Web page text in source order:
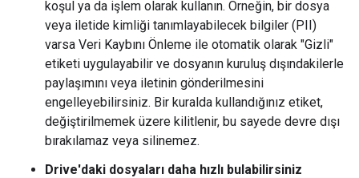
koşul ya da işlem olarak kullanın. Örneğin, bir dosya
veya iletide kimliği tanımlayabilecek bilgiler (PII)
varsa Veri Kaybını Önleme ile otomatik olarak "Gizli"
etiketi uygulayabilir ve dosyanın kuruluş dışındakilerle
paylaşımını veya iletinin gönderilmesini
engelleyebilirsiniz. Bir kuralda kullandığınız etiket,
değiştirilmemek üzere kilitlenir, bu sayede devre dışı
bırakılamaz veya silinemez.
Drive'daki dosyaları daha hızlı bulabilirsiniz